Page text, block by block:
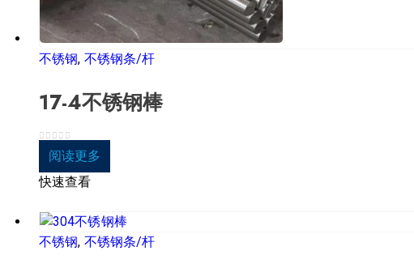
不锈钢, 不锈钢条/杆
17-4不锈钢棒
5分
阅读更多
快速查看
不锈钢, 不锈钢条/杆